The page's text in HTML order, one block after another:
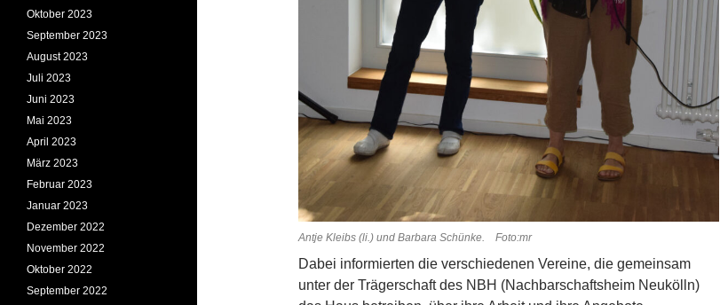
Antje Kleibs (li.) und Barbara Schünke. Foto:mr
Dabei informierten die verschiedenen Vereine, die gemeinsam
unter der Trägerschaft des NBH (Nachbarschaftsheim Neukölln)
Oktober 2023
September 2023
August 2023
Juli 2023
Juni 2023
Mai 2023
April 2023
März 2023
Februar 2023
Januar 2023
Dezember 2022
November 2022
Oktober 2022
September 2022